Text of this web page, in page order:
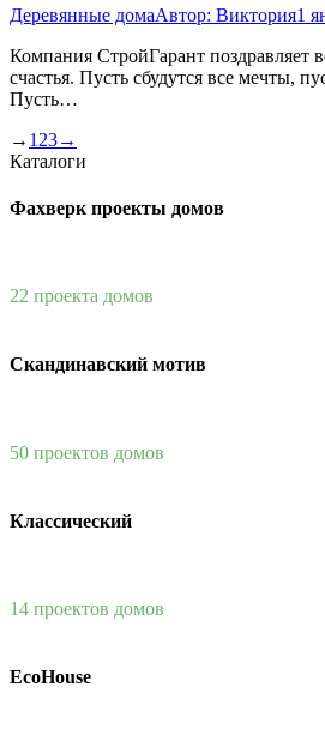
Деревянные домаАвтор: Виктория1
Компания СтройГарант поздравляет
счастья. Пусть сбудутся все мечты,
Пусть…
→ 1 23→
Каталоги
Фахверк проекты домов
22 проекта домов
Скандинавский мотив
50 проектов домов
Классический
14 проектов домов
EcoHouse